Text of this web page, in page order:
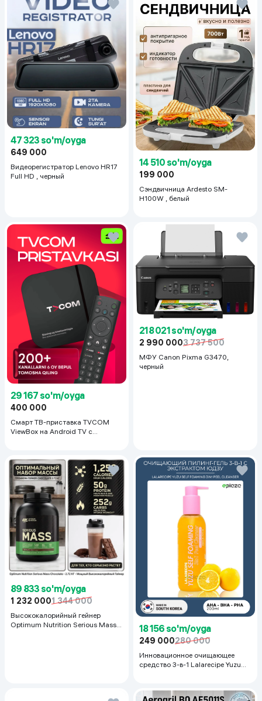
47 323 so'm/oyga
649 000
Видеорегистратор Lenovo HR17
Full HD , черный
14 510 so'm/oyga
199 000
Сэндвичница Ardesto SM-
H100W , белый
29 167 so'm/oyga
400 000
Смарт ТВ-приставка TVCOM
ViewBox на Android TV с
218 021 so'm/oyga
2 990 0003 737 500
МФУ Canon Pixma G3470,
черный
89 833 so'm/oyga
1 232 0001 344 000
Высококалорийный гейнер
Optimum Nutrition Serious Mass,
18 156 so'm/oyga
249 000280 000
Инновационное очищающее
средство 3-в-1 Lalarecipe Yuzu